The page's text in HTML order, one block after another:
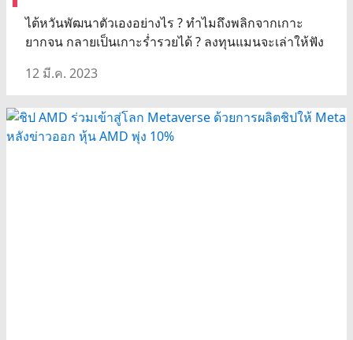
ไต้หวันพัฒนาตัวเองอย่างไร ? ทำไมถึงพลิกจากเกาะ
ยากจน กลายเป็นเกาะร่ำรวยได้ ? ลงทุนแมนจะเล่าให้ฟัง
12 มี.ค. 2023